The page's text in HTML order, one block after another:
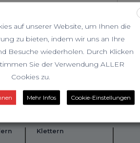
Klettern
auf unserer Website, um Ihnen die
zu bieten, indem wir uns an Ihre
Besuche wiederholen. Durch Klicken
Sie der Verwendung ALLER
Cookies zu.
Mehr Infos Cookie-Einstellungen